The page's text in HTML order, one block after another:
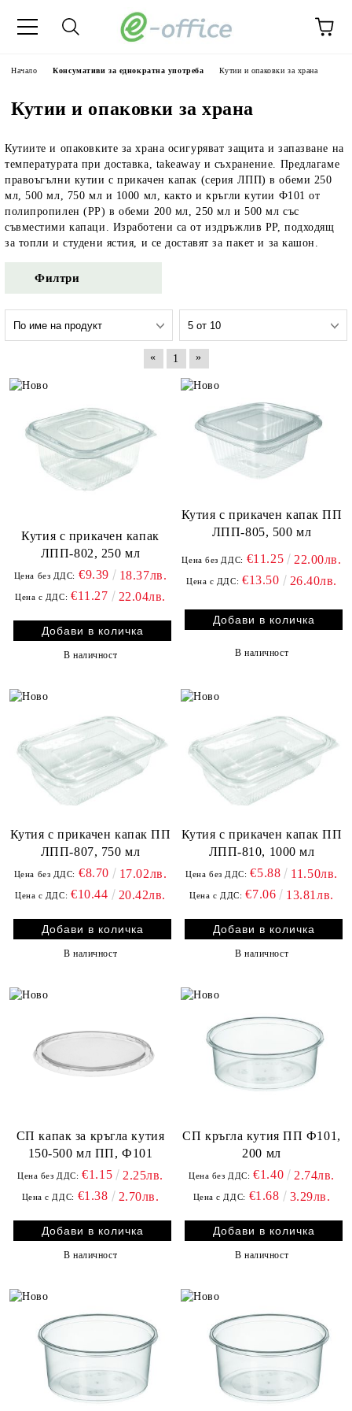
Начало Консумативи за еднократна употреба Кутии и опаковки за храна
Кутии и опаковки за храна
Кутиите и опаковките за храна осигуряват защита и запазване на
температурата при доставка, takeaway и съхранение. Предлагаме
правоъгълни кутии с прикачен капак (серия ЛПП) в обеми 250
мл, 500 мл, 750 мл и 1000 мл, както и кръгли кутии Ф101 от
полипропилен (PP) в обеми 200 мл, 250 мл и 500 мл със
съвместими капаци. Изработени са от издръжлив PP, подходящ
за топли и студени ястия, и се доставят за пакет и за кашон.
Филтри
« 1 »
Кутия с прикачен капак
ЛПП-802, 250 мл
Цена без ДДС: €9.39 18.37лв.
Цена с ДДС: €11.27 22.04лв.
В наличност
Кутия с прикачен капак ПП
ЛПП-805, 500 мл
Цена без ДДС: €11.25 22.00лв.
Цена с ДДС: €13.50 26.40лв.
В наличност
Кутия с прикачен капак ПП
ЛПП-807, 750 мл
Цена без ДДС: €8.70 17.02лв.
Цена с ДДС: €10.44 20.42лв.
В наличност
Кутия с прикачен капак ПП
ЛПП-810, 1000 мл
Цена без ДДС: €5.88 11.50лв.
Цена с ДДС: €7.06 13.81лв.
В наличност
СП капак за кръгла кутия
150-500 мл ПП, Ф101
Цена без ДДС: €1.15 2.25лв.
Цена с ДДС: €1.38 2.70лв.
В наличност
СП кръгла кутия ПП Ф101,
200 мл
Цена без ДДС: €1.40 2.74лв.
Цена с ДДС: €1.68 3.29лв.
В наличност